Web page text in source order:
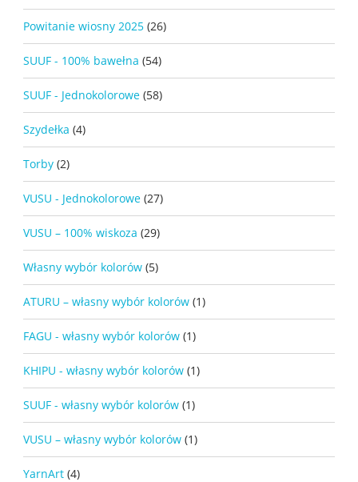
Powitanie wiosny 2025 (26)
SUUF - 100% bawełna (54)
SUUF - Jednokolorowe (58)
Szydełka (4)
Torby (2)
VUSU - Jednokolorowe (27)
VUSU – 100% wiskoza (29)
Własny wybór kolorów (5)
ATURU – własny wybór kolorów (1)
FAGU - własny wybór kolorów (1)
KHIPU - własny wybór kolorów (1)
SUUF - własny wybór kolorów (1)
VUSU – własny wybór kolorów (1)
YarnArt (4)